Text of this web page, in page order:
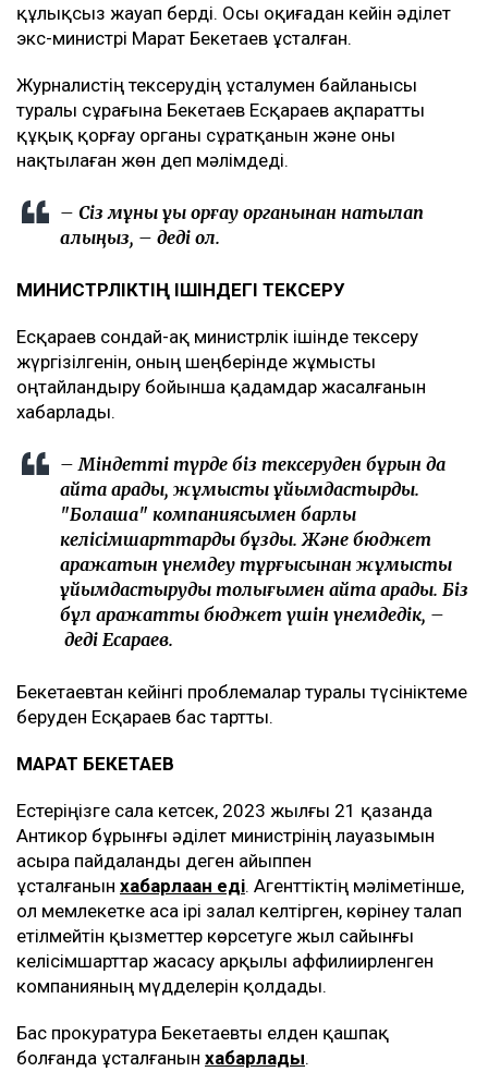
құлықсыз жауап берді. Осы оқиғадан кейін әділет
экс-министрі Марат Бекетаев ұсталған.
Журналистің тексерудің ұсталумен байланысы
туралы сұрағына Бекетаев Есқараев ақпаратты
құқық қорғау органы сұратқанын және оны
нақтылаған жөн деп мәлімдеді.
– Сіз мұны құқық қорғау органынан нақтылап
алыңыз, – деді ол.
МИНИСТРЛІКТІҢ ІШІНДЕГІ ТЕКСЕРУ
Есқараев сондай-ақ министрлік ішінде тексеру
жүргізілгенін, оның шеңберінде жұмысты
оңтайландыру бойынша қадамдар жасалғанын
хабарлады.
– Міндетті түрде біз тексеруден бұрын да
қайта қарадық, жұмысты ұйымдастырдық.
"Болашақ" компаниясымен барлық
келісімшарттарды бұздық. Және бюджет
қаражатын үнемдеу тұрғысынан жұмысты
ұйымдастыруды толығымен қайта қарады. Біз
бұл қаражатты бюджет үшін үнемдедік, –
деді Есқараев.
Бекетаевтан кейінгі проблемалар туралы түсініктеме
беруден Есқараев бас тартты.
МАРАТ БЕКЕТАЕВ
Естеріңізге сала кетсек, 2023 жылғы 21 қазанда
Антикор бұрынғы әділет министрінің лауазымын
асыра пайдаланды деген айыппен
ұсталғанын хабарлаған еді. Агенттіктің мәліметінше,
ол мемлекетке аса ірі залал келтірген, көрінеу талап
етілмейтін қызметтер көрсетуге жыл сайынғы
келісімшарттар жасасу арқылы аффилиирленген
компанияның мүдделерін қолдады.
Бас прокуратура Бекетаевты елден қашпақ
болғанда ұсталғанын хабарлады.